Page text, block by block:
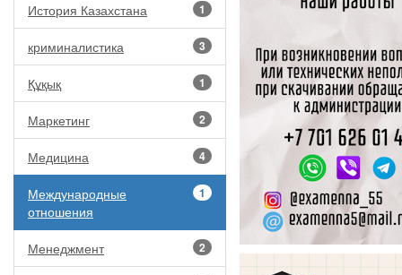
1
История Казахстана
3
криминалистика
1
Құқық
2
Маркетинг
4
Медицина
1
Международные
отношения
2
Менеджмент